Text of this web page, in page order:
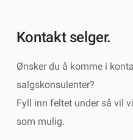
Kontakt selger.
Ønsker du å komme i
salgskonsulenter?
Fyll inn feltet under så vil
som mulig.